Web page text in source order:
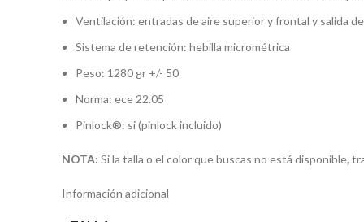
Ventilación: entradas de aire superior y frontal y salida
Sistema de retención: hebilla micrométrica
Peso: 1280 gr +/- 50
Norma: ece 22.05
Pinlock®: si (pinlock incluido)
NOTA: Si la talla o el color que buscas no está disponible,
Información adicional